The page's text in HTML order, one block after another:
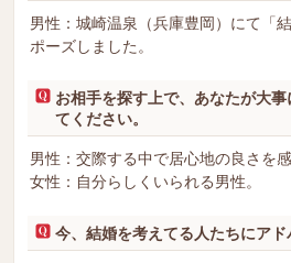
男性：城崎温泉（兵庫豊岡）にて「
ポーズしました。
お相手を探す上で、あなたが大
てください。
男性：交際する中で居心地の良さを
女性：自分らしくいられる男性。
今、結婚を考えてる人たちにアド